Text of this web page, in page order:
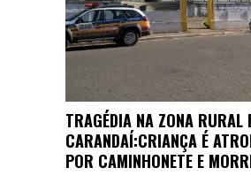
TRAGÉDIA NA ZONA RURAL
CARANDAÍ:CRIANÇA É
POR CAMINHONETE E